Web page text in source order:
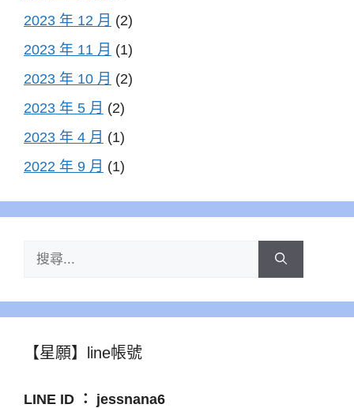
2023 年 12 月 (2)
2023 年 11 月 (1)
2023 年 10 月 (2)
2023 年 5 月 (2)
2023 年 4 月 (1)
2022 年 9 月 (1)
【星願】line帳號
LINE ID ： jessnana6